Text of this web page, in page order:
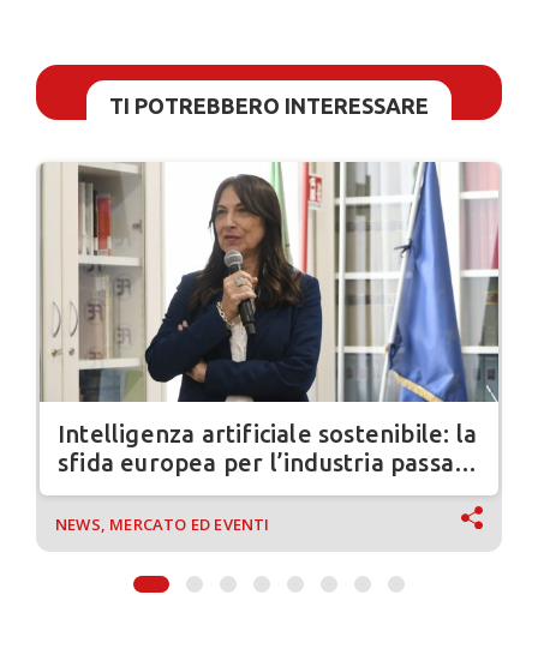
TI POTREBBERO INTERESSARE
Intelligenza artificiale sostenibile: la
sfida europea per l’industria passa
dai sistemi verticali
NEWS, MERCATO ED EVENTI